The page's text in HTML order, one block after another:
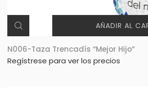
AÑADIR AL
N006-Taza Trencadís “Mejor Hijo”
Regístrese para ver los precios